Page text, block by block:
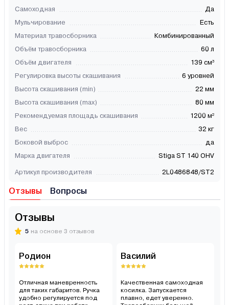
Самоходная
Да
Мульчирование
Есть
Материал травосборника
Комбинированный
Объём травосборника
60 л
Объём двигателя
139 см³
Регулировка высоты скашивания
6 уровней
Высота скашивания (min)
22 мм
Высота скашивания (max)
80 мм
Рекомендуемая площадь скашивания
1200 м²
Вес
32 кг
Боковой выброс
да
Марка двигателя
Stiga ST 140 OHV
Артикул производителя 2L0486848/ST2
Отзывы Вопросы
Отзывы
5 на основе 3 отзывов
Родион
Отличная маневренность
для таких габаритов. Ручка
удобно регулируется под
Василий
Качественная самоходная
косилка. Запускается
плавно, едет уверенно.